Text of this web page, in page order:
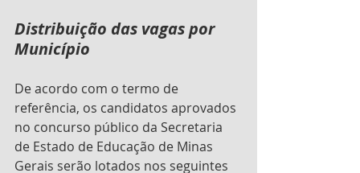
Distribuição das vagas por
Município
De acordo com o termo de
referência, os candidatos aprovados
no concurso público da Secretaria
de Estado de Educação de Minas
Gerais serão lotados nos seguintes